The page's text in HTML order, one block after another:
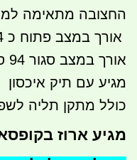
החצובה מתאימה
אורך במצב פתוח כ 2.4 מטר
אורך במצב סגור 94 סמ'
מגיע עם תיק איכסון
​כולל מתקן תליה
מגיע ארוז